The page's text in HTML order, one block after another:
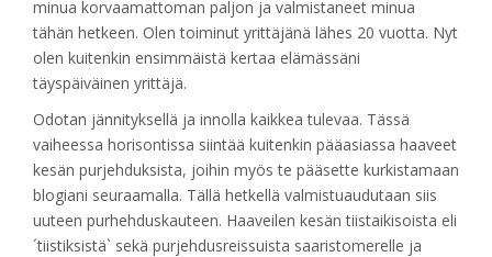
minua korvaamattoman paljon ja valmistaneet minua
tähän hetkeen. Olen toiminut yrittäjänä lähes 20 vuotta. Nyt
olen kuitenkin ensimmäistä kertaa elämässäni
täyspäiväinen yrittäjä.
Odotan jännityksellä ja innolla kaikkea tulevaa. Tässä
vaiheessa horisontissa siintää kuitenkin pääasiassa haaveet
kesän purjehduksista, joihin myös te pääsette kurkistamaan
blogiani seuraamalla. Tällä hetkellä valmistuaudutaan siis
uuteen purhehduskauteen. Haaveilen kesän tiistaikisoista eli
´tiistiksistä` sekä purjehdusreissuista saaristomerelle ja